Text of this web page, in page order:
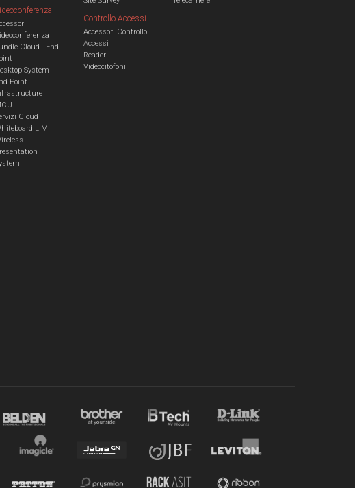
Cloud - End
System
Point
Cloud
LIM
Controllo Accessi
Accessori Controllo
Accessi
Reader
Videocitofoni